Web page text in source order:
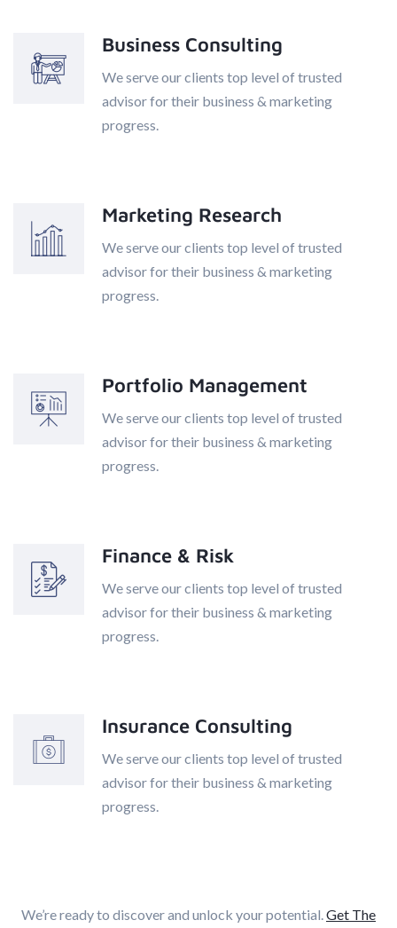
Business Consulting
We serve our clients top level of trusted
advisor for their business & marketing
progress.
Marketing Research
We serve our clients top level of trusted
advisor for their business & marketing
progress.
Portfolio Management
We serve our clients top level of trusted
advisor for their business & marketing
progress.
Finance & Risk
We serve our clients top level of trusted
advisor for their business & marketing
progress.
Insurance Consulting
We serve our clients top level of trusted
advisor for their business & marketing
progress.
We’re ready to discover and unlock your potential.Get The